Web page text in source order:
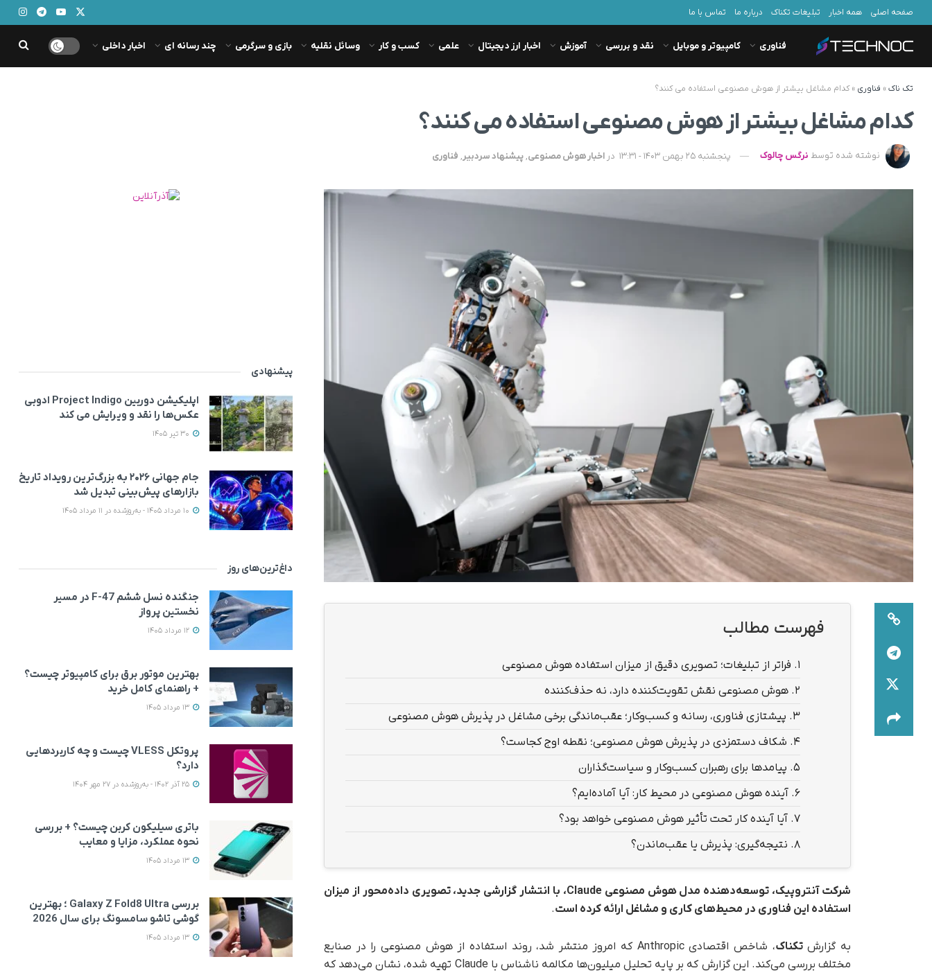
صفحه اصلی همه اخبار تبلیغات تکناک درباره ما تماس با ما
فناوری کامپیوتر و موبایل نقد و بررسی آموزش اخبار ارز دیجیتال علمی کسب و کار وسائل نقلیه بازی و سرگرمی چند رسانه ای اخبار داخلی
تک ناک» فناوری »کدام مشاغل بیشتر از هوش مصنوعی استفاده می کنند؟
کدام مشاغل بیشتر از هوش مصنوعی استفاده می کنند؟
نوشته شده توسط نرگس چالوک پنجشنبه 25 بهمن 1403 - 13:31 در اخبار هوش مصنوعی,پیشنهاد سردبیر, فناوری
فهرست مطالب
1. فراتر از تبلیغات؛ تصویری دقیق از میزان استفاده هوش مصنوعی
2. هوش مصنوعی نقش تقویت‌کننده دارد، نه حذف‌کننده
3. پیشتازی فناوری، رسانه و کسب‌وکار؛ عقب‌ماندگی برخی مشاغل در پذیرش هوش مصنوعی
4. شکاف دستمزدی در پذیرش هوش مصنوعی؛ نقطه اوج کجاست؟
5. پیامدها برای رهبران کسب‌وکار و سیاست‌گذاران
6. آینده هوش مصنوعی در محیط کار: آیا آماده‌ایم؟
7. آیا آینده کار تحت تأثیر هوش مصنوعی خواهد بود؟
8. نتیجه‌گیری: پذیرش یا عقب‌ماندن؟
شرکت آنتروپیک، توسعه‌دهنده مدل هوش مصنوعی Claude، با انتشار گزارشی جدید، تصویری داده‌محور از میزان
استفاده این فناوری در محیط‌های کاری و مشاغل ارائه کرده است.
به گزارشتکناک
، شاخص اقتصادی Anthropic که امروز منتشر شد، روند استفاده از هوش مصنوعی را در صنایع
مختلف بررسی می‌کند. این گزارش که بر پایه تحلیل میلیون‌ها مکالمه ناشناس با Claude تهیه شده، نشان می‌دهد که
پیشنهادی
اپلیکیشن دوربین Project Indigo ادوبی
عکس‌ها را نقد و ویرایش می‌ کند
جام جهانی ۲۰۲۶ به بزرگ‌ترین رویداد تاریخ
بازارهای پیش‌بینی تبدیل شد
داغ‌ترین‌های روز
جنگنده نسل ششم F-47 در مسیر
نخستین پرواز
بهترین موتور برق برای کامپیوتر چیست؟
+ راهنمای کامل خرید
پروتکل VLESS چیست و چه کاربردهایی
دارد؟
باتری سیلیکون کربن چیست؟ + بررسی
نحوه عملکرد، مزایا و معایب
بررسی Galaxy Z Fold8 Ultra ؛ بهترین
گوشی تاشو سامسونگ برای سال 2026